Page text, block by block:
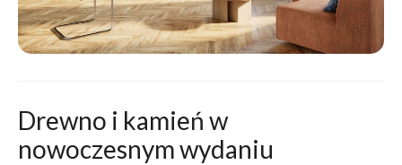
Drewno i kamień w
nowoczesnym wydaniu